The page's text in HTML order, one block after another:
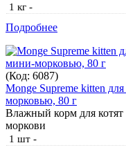
1 кг -
Подробнее
(Код: 6087)
Monge Supreme kitten
морковью, 80 г
Влажный корм для
моркови
1 шт -